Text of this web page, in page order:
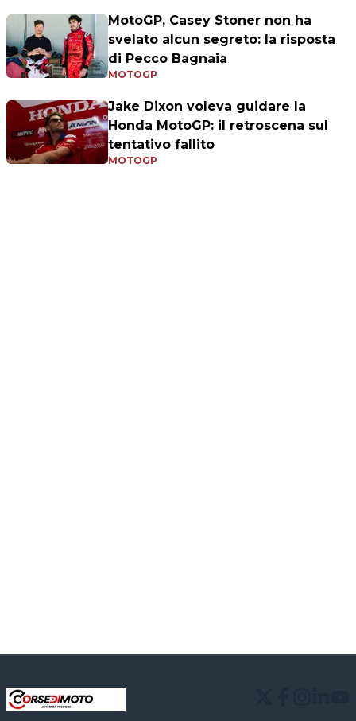
MotoGP, Casey Stoner non ha
svelato alcun segreto: la risposta
di Pecco Bagnaia
MOTOGP
Jake Dixon voleva guidare la
Honda MotoGP: il retroscena sul
tentativo fallito
MOTOGP